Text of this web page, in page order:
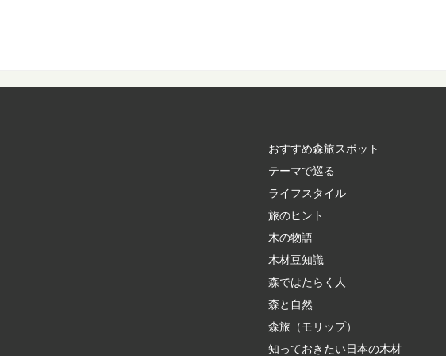
おすすめ森旅スポット
テーマで巡る
ライフスタイル
旅のヒント
木の物語
木材豆知識
森ではたらく人
森と自然
森旅（モリップ）
知っておきたい日本の木材